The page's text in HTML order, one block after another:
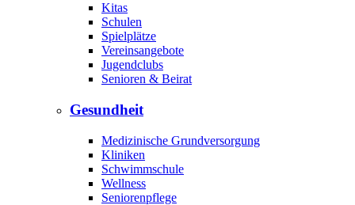
Kitas
Schulen
Spielplätze
Vereinsangebote
Jugendclubs
Senioren & Beirat
Gesundheit
Medizinische Grundversorgung
Kliniken
Schwimmschule
Wellness
Seniorenpflege